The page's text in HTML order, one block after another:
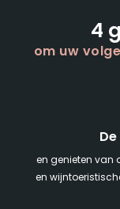
4
om uw
en genieten van
en